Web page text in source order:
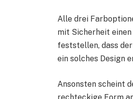
Alle drei
mit Sicherheit einen
feststellen, dass
ein solches Design
Ansonsten scheint